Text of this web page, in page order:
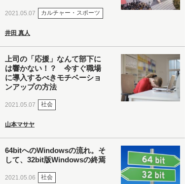
2021.05.07 カルチャー・スポーツ
井田 真人
上司の「応援」なんて部下に
は響かない！？ 今すぐ職場
に導入するべきモチベーショ
ンアップの方法
2021.05.07 社会
山本マサヤ
64bitへのWindowsの流れ。そ
して、32bit版Windowsの終焉
2021.05.06 社会